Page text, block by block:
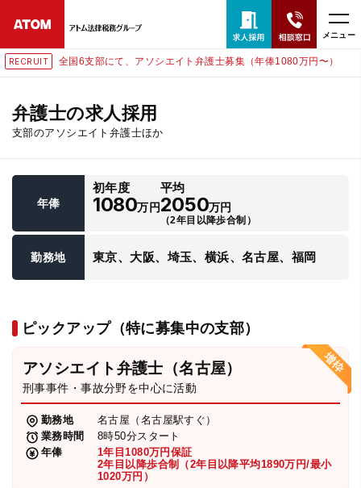
メニュー
RECRUIT 全国6支部にて、アソシエイト弁護士募集（年俸1080万円〜）
弁護士の求人採用
支部のアソシエイト弁護士ほか
年俸
初年度
1080万円
平均
2050万円
（2年目以降歩合制）
勤務地 東京、大阪、埼玉、横浜、名古屋、福岡
ピックアップ（特に募集中の支部）
アソシエイト弁護士（名古屋）
刑事事件・事故分野を中心に活動
勤務地
名古屋（名古屋駅すぐ）
業務時間
8時50分スタート
年俸
1年目1080万円保証
2年目以降歩合制（2年目以降平均1890万円/最小
1020万円）
24時間365日全国対応
無料相談窓口はこちら
弁護士・税理士
費用